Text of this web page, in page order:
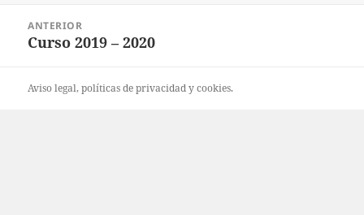
ANTERIOR
Entrada
Curso 2019 – 2020
Aviso legal, políticas deprivacidadycookies.